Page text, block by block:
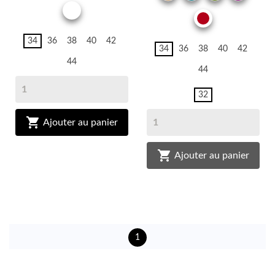
ARGENT
34 36 38 40 42
44
 Ajouter au panier
CANARD
BRIQUE
34 36 38 40 42
44
32
 Ajouter au panier
1